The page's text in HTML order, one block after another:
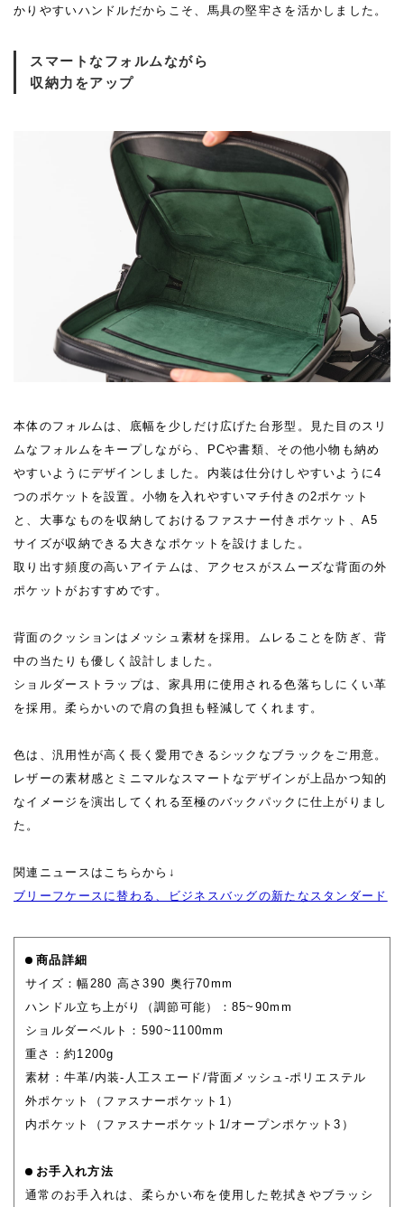
かりやすいハンドルだからこそ、馬具の堅牢さを活かしました。
スマートなフォルムながら
収納力をアップ
本体のフォルムは、底幅を少しだけ広げた台形型。見た目のスリ
ムなフォルムをキープしながら、PCや書類、その他小物も納め
やすいようにデザインしました。内装は仕分けしやすいように4
つのポケットを設置。小物を入れやすいマチ付きの2ポケット
と、大事なものを収納しておけるファスナー付きポケット、A5
サイズが収納できる大きなポケットを設けました。
取り出す頻度の高いアイテムは、アクセスがスムーズな背面の外
ポケットがおすすめです。
背面のクッションはメッシュ素材を採用。ムレることを防ぎ、背
中の当たりも優しく設計しました。
ショルダーストラップは、家具用に使用される色落ちしにくい革
を採用。柔らかいので肩の負担も軽減してくれます。
色は、汎用性が高く長く愛用できるシックなブラックをご用意。
レザーの素材感とミニマルなスマートなデザインが上品かつ知的
なイメージを演出してくれる至極のバックパックに仕上がりまし
た。
関連ニュースはこちらから↓
ブリーフケースに替わる、ビジネスバッグの新たなスタンダード
商品詳細
サイズ：幅280 高さ390 奥行70mm
ハンドル立ち上がり（調節可能）：85~90mm
ショルダーベルト：590~1100mm
重さ：約1200g
素材：牛革/内装-人工スエード/背面メッシュ-ポリエステル
外ポケット（ファスナーポケット1）
内ポケット（ファスナーポケット1/オープンポケット3）
お手入れ方法
通常のお手入れは、柔らかい布を使用した乾拭きやブラッシ